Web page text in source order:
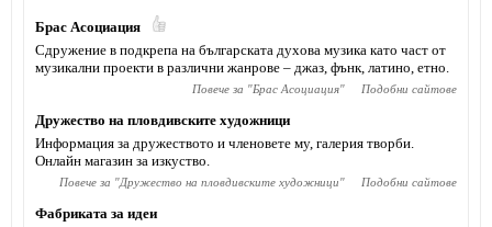
Брас Асоциация
Сдружение в подкрепа на българската духова музика като част от
музикални проекти в различни жанрове – джаз, фънк, латино, етно.
Повече за "Брас Асоциация" Подобни сайтове
Дружество на пловдивските художници
Информация за дружеството и членовете му, галерия творби.
Онлайн магазин за изкуство.
Повече за "Дружество на пловдивските художници" Подобни сайтове
Фабриката за идеи